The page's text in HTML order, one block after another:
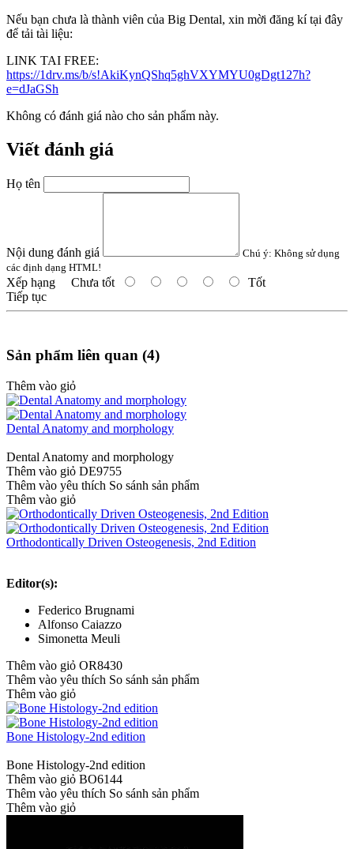
Nếu bạn chưa là thành viên của Big Dental, xin mời đăng kí tại đây
để tải tài liệu:
LINK TAI FREE:
https://1drv.ms/b/s!AkiKynQShq5ghVXYMYU0gDgt127h?
e=dJaGSh
Không có đánh giá nào cho sản phẩm này.
Viết đánh giá
Họ tên
Nội dung đánh giá Chú ý: Không sử dụng
các định dạng HTML!
Xếp hạng Chưa tốt
Tốt
Tiếp tục
Sản phẩm liên quan (4)
Thêm vào giỏ
Dental Anatomy and morphology
Dental Anatomy and morphology
Thêm vào giỏ DE9755
Thêm vào yêu thích So sánh sản phẩm
Thêm vào giỏ
Orthodontically Driven Osteogenesis, 2nd Edition
Editor(s):
Federico Brugnami
Alfonso Caiazzo
Simonetta Meuli
Thêm vào giỏ OR8430
Thêm vào yêu thích So sánh sản phẩm
Thêm vào giỏ
Bone Histology-2nd edition
Bone Histology-2nd edition
Thêm vào giỏ BO6144
Thêm vào yêu thích So sánh sản phẩm
Thêm vào giỏ